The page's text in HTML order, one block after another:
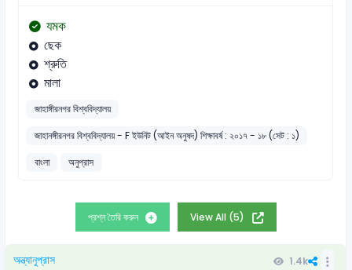
যমক
ছেক
শ্রুতি
মালা
জাহাঙ্গীরনগর বিশ্ববিদ্যালয়
জাহানঙ্গীরনগর বিশ্ববিদ্যালয় - F ইউনিট (আইন অনুষদ) শিক্ষাবর্ষ : ২০১৭ - ১৮ (সেট : ১)
বাংলা
অনুপ্রাস
প্রশ্ন তৈরি করুন View All (5)
অন্ত্যানুপ্রাস 1.4k